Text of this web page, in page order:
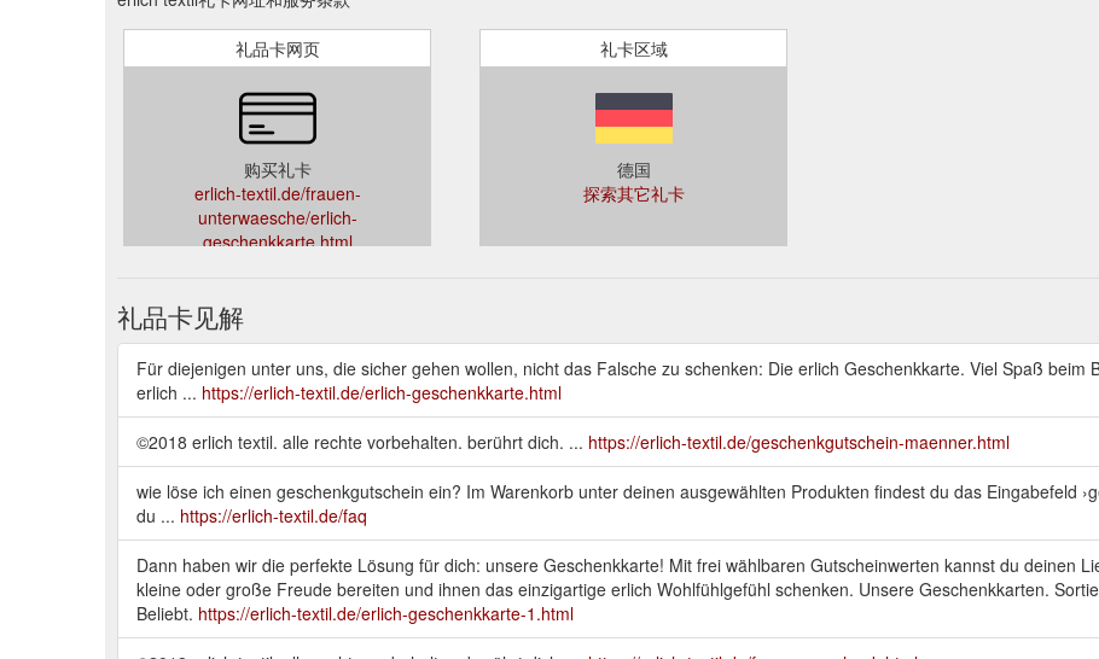
礼品卡网页
购买礼卡
erlich-textil.de/frauen-
unterwaesche/erlich-
geschenkkarte.html
礼卡区域
德国
探索其它礼卡
礼品卡见解
Für diejenigen unter uns, die sicher gehen wollen, nicht das Falsche zu schenken: Die erlich Geschenkkarte. Viel Spaß beim
erlich ... https://erlich-textil.de/erlich-geschenkkarte.html
©2018 erlich textil. alle rechte vorbehalten. berührt dich. ... https://erlich-textil.de/geschenkgutschein-maenner.html
wie löse ich einen geschenkgutschein ein? Im Warenkorb unter deinen ausgewählten Produkten findest du das Eingabefeld
du ... https://erlich-textil.de/faq
Dann haben wir die perfekte Lösung für dich: unsere Geschenkkarte! Mit frei wählbaren Gutscheinwerten kannst du deinen
kleine oder große Freude bereiten und ihnen das einzigartige erlich Wohlfühlgefühl schenken. Unsere Geschenkkarten.
Beliebt. https://erlich-textil.de/erlich-geschenkkarte-1.html